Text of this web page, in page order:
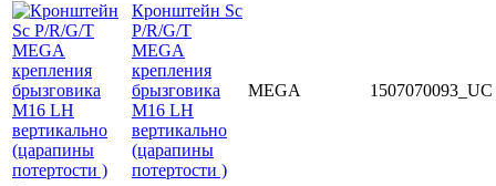
Кронштейн Sc
P/R/G/T
MEGA
крепления
брызговика
M16 LH
вертикально
(царапины
потертости )
MEGA 1507070093_UC